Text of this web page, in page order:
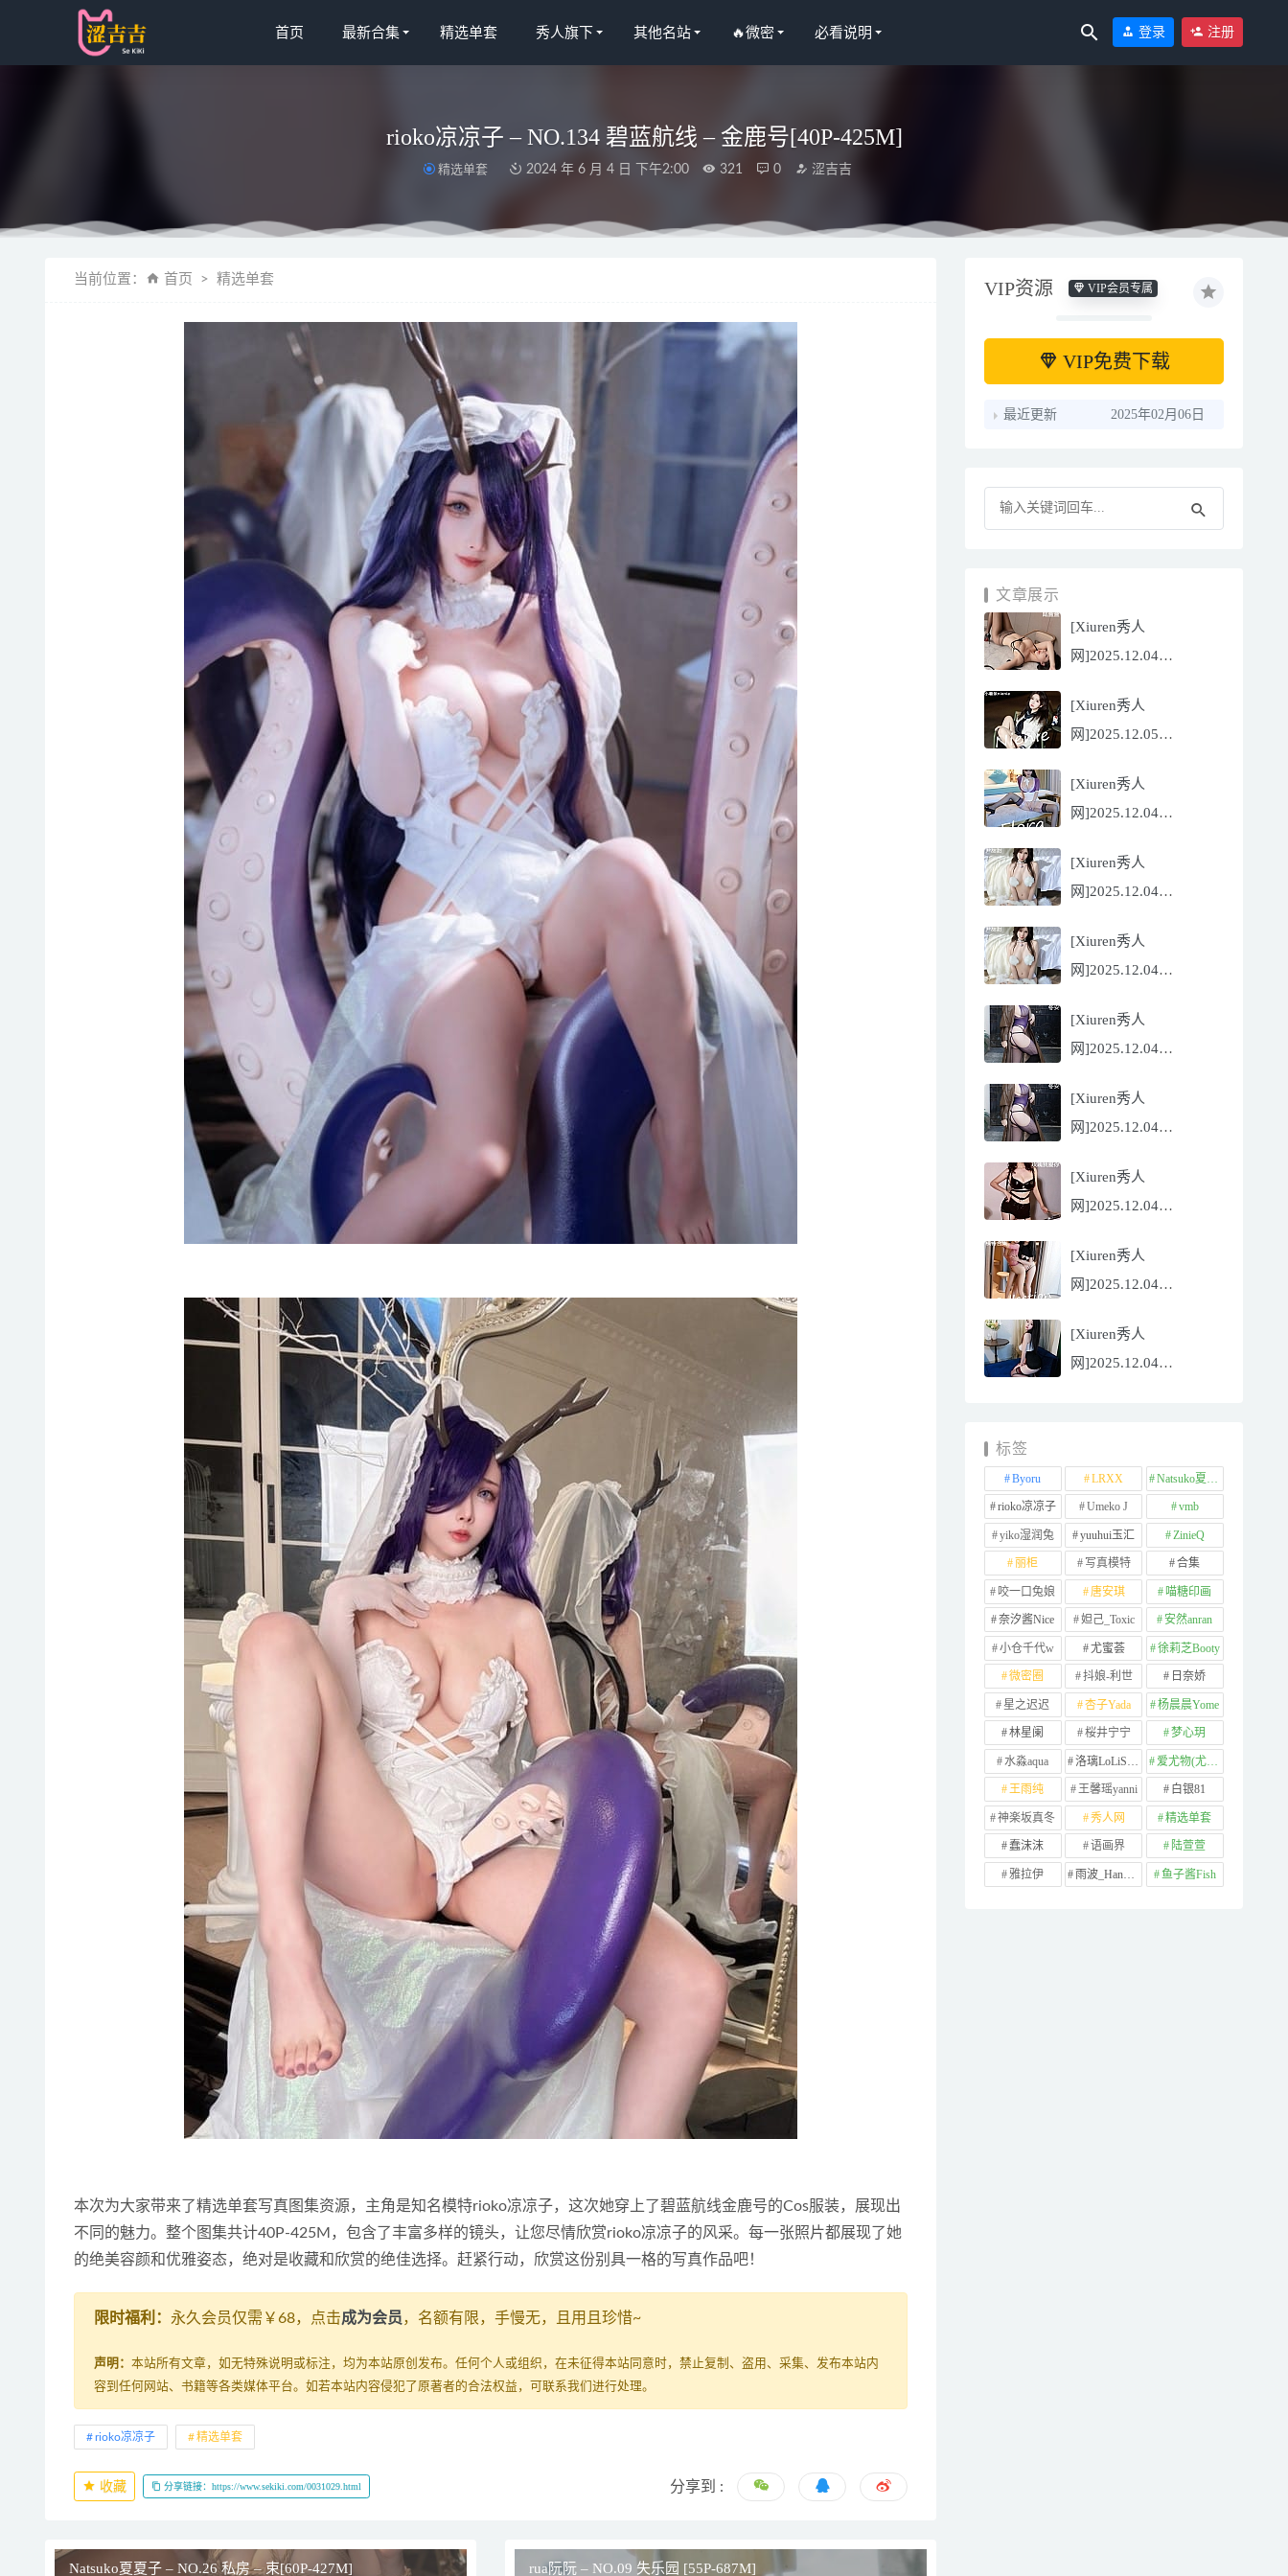
首页 最新合集 精选单套 秀人旗下 其他名站 🔥微密 必看说明 登录 注册
rioko凉凉子 – NO.134 碧蓝航线 – 金鹿号[40P-425M]
精选单套 2024 年 6 月 4 日 下午2:00 321 0 涩吉吉
当前位置： 首页 精选单套
本次为大家带来了精选单套写真图集资源，主角是知名模特rioko凉凉子，这次她穿上了碧蓝航线金鹿号的Cos服装，展现出
不同的魅力。整个图集共计40P-425M，包含了丰富多样的镜头，让您尽情欣赏rioko凉凉子的风采。每一张照片都展现了她
的绝美容颜和优雅姿态，绝对是收藏和欣赏的绝佳选择。赶紧行动，欣赏这份别具一格的写真作品吧！
限时福利： 永久会员仅需￥68，点击成为会员，名额有限，手慢无，且用且珍惜~
声明： 本站所有文章，如无特殊说明或标注，均为本站原创发布。任何个人或组织，在未征得本站同意时，禁止复制、盗用、采集、发布本站内
容到任何网站、书籍等各类媒体平台。如若本站内容侵犯了原著者的合法权益，可联系我们进行处理。
rioko凉凉子 精选单套
收藏 分享链接：https://www.sekiki.com/0031029.html 分享到 :
Natsuko夏夏子 – NO.26 私房 – 束[60P-427M] rua阮阮 – NO.09 失乐园 [55P-687M]
VIP资源 VIP会员专属
VIP免费下载
最近更新 2025年02月06日
文章展示
[Xiuren秀人
网]2025.12.04
[81P/751.43MB]
[Xiuren秀人
网]2025.12.05
nienie[60P/642.39MB]
[Xiuren秀人
网]2025.12.04
Flora[81P/832.27MB]
[Xiuren秀人
网]2025.12.04
[56P/602.69MB]
[Xiuren秀人
网]2025.12.04
[56P/602.69MB]
[Xiuren秀人
网]2025.12.04
[71P/960.78MB]
[Xiuren秀人
网]2025.12.04
[71P/960.78MB]
[Xiuren秀人
网]2025.12.04
[86P/762.32MB]
[Xiuren秀人
网]2025.12.04
Well11[67P/745.99MB]
[Xiuren秀人
网]2025.12.04
标签
Byoru LRXX Natsuko夏夏子
rioko凉凉子 Umeko J vmb
yiko湿润兔 yuuhui玉汇 ZinieQ
丽柜 写真模特 合集
咬一口兔娘 唐安琪 喵糖印画
奈汐酱Nice 妲己_Toxic 安然anran
小仓千代w 尤蜜荟 徐莉芝Booty
微密圈 抖娘-利世 日奈娇
星之迟迟 杏子Yada 杨晨晨Yome
林星阑 桜井宁宁 梦心玥
水淼aqua 洛璃LoLiSAMA 爱尤物(尤果网)
王雨纯 王馨瑶yanni 白银81
神楽坂真冬 秀人网 精选单套
蠢沫沫 语画界 陆萱萱
雅拉伊 雨波_HaneAme 鱼子酱Fish
[微密圈]张鑫baby – 粉色一根绳[14P1V-145MB] 2023-04-24
是妃诺呀w – 狂野佳人 [70P9V-189M] 2023-08-07
胡桃猫Kurumineko – 莫莉卡荷官兔女郎[63P3V-280MB]